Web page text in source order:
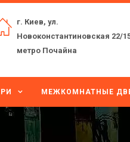
г. Киев, ул.
Новоконстантиновская 22/
метро Почайна
МЕЖКОМНАТНЫЕ